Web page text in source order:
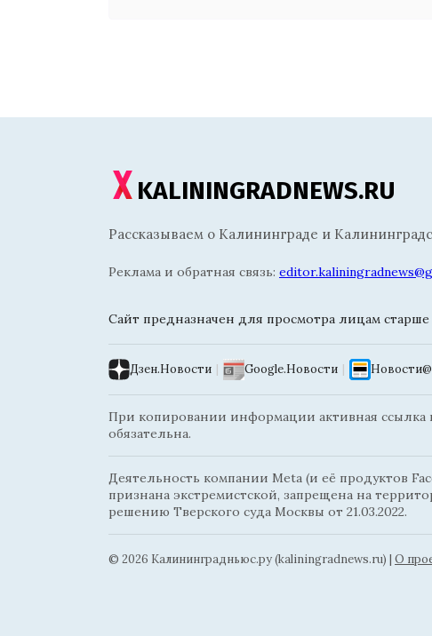
KALININGRADNEWS.RU
Рассказываем о Калининграде и
Реклама и обратная связь:
Сайт предназначен для просмотра лицам старше
Дзен.Новости | Google.Новости |
При копировании информации активная ссылка
обязательна.
Деятельность компании Meta (и её продуктов
признана экстремистской, запрещена на
решению Тверского суда Москвы от 21.03.2022.
© 2026 Калининградньюc.ру (kaliningradnews.ru) | О